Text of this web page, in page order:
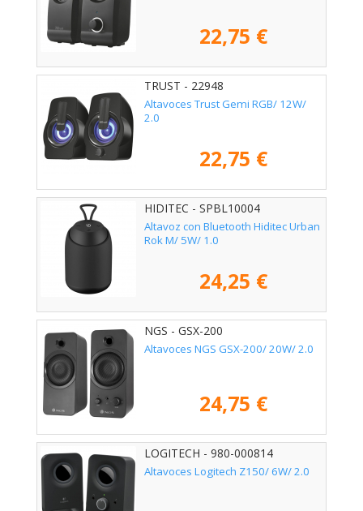
22,75 €
TRUST - 22948
Altavoces Trust Gemi RGB/ 12W/
2.0
22,75 €
HIDITEC - SPBL10004
Altavoz con Bluetooth Hiditec Urban
Rok M/ 5W/ 1.0
24,25 €
NGS - GSX-200
Altavoces NGS GSX-200/ 20W/ 2.0
24,75 €
LOGITECH - 980-000814
Altavoces Logitech Z150/ 6W/ 2.0